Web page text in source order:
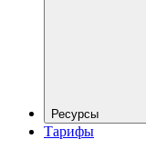
Ресурсы
Тарифы